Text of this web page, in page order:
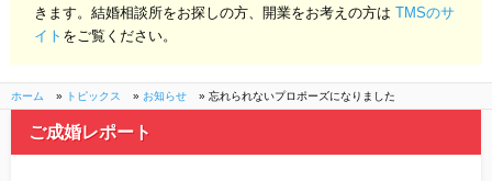
よくある質問
る質問
開業支援
きます。結婚相談所をお探しの方、開業をお考えの方はTMSのサ
イト をご覧ください。
ホーム » トピックス » お知らせ » 忘れられないプロポーズになりました
ご成婚レポート